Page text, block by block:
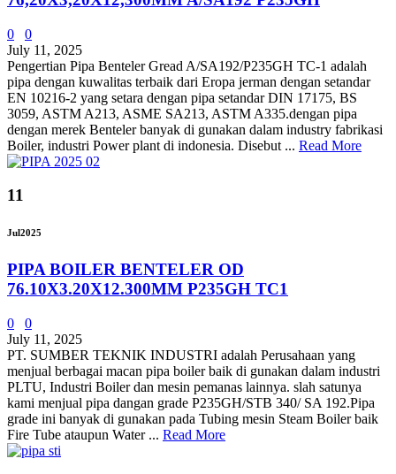
0
0
July 11, 2025
Pengertian Pipa Benteler Gread A/SA192/P235GH TC-1 adalah
pipa dengan kuwalitas terbaik dari Eropa jerman dengan setandar
EN 10216-2 yang setara dengan pipa setandar DIN 17175, BS
3059, ASTM A213, ASME SA213, ASTM A335.dengan pipa
dengan merek Benteler banyak di gunakan dalam industry fabrikasi
Boiler, industri Power plant di indonesia. Disebut ... Read More
11
Jul2025
PIPA BOILER BENTELER OD
76.10X3.20X12.300MM P235GH TC1
0
0
July 11, 2025
PT. SUMBER TEKNIK INDUSTRI adalah Perusahaan yang
menjual berbagai macan pipa boiler baik di gunakan dalam industri
PLTU, Industri Boiler dan mesin pemanas lainnya. slah satunya
kami menjual pipa dangan grade P235GH/STB 340/ SA 192.Pipa
grade ini banyak di gunakan pada Tubing mesin Steam Boiler baik
Fire Tube ataupun Water ... Read More